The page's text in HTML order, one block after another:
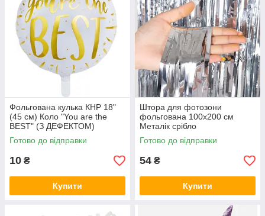
Фольгована кулька КНР 18"
(45 см) Коло "You are the
BEST" (З ДЕФЕКТОМ)
Готово до відправки
10 ₴
Купити
Штора для фотозони
фольгована 100х200 см
Металік срібло
Готово до відправки
54 ₴
Купити